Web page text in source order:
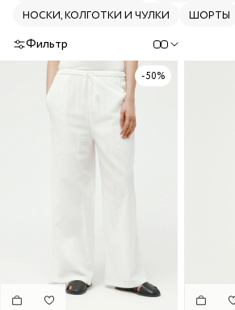
НОСКИ, КОЛГОТКИ И ЧУЛКИ
ШОРТЫ
Фильтр
-50%